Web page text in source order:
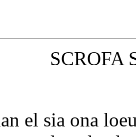
SCROFA
el sia ona